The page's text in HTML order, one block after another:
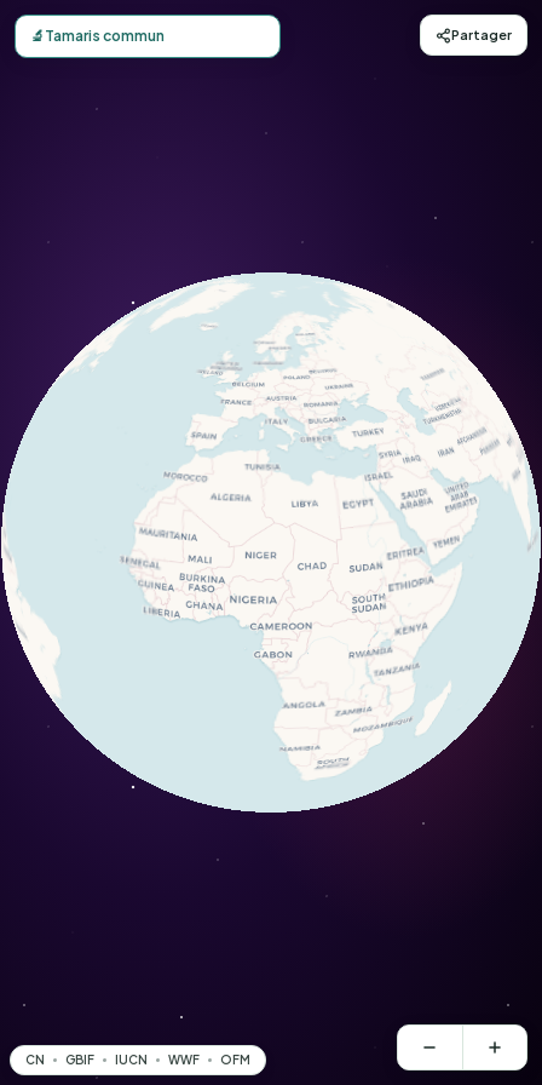
Carte d'observation du Tamaris commun (Tamarix
🔬 Tamaris commun Partager
CN GBIF IUCN WWF OFM